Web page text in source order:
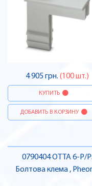
4 905 грн. (100 шт.)
КУПИТЬ
ДОБАВИТЬ В КОРЗИНУ
0790404 OTTA 6-P/P:
Болтова клема , Pheonix